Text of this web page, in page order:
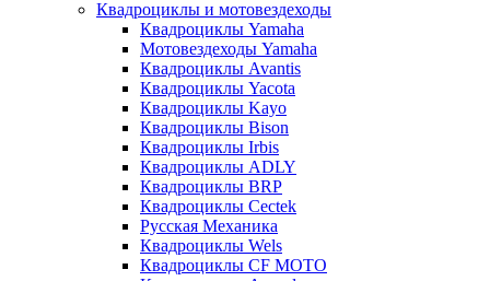
Квадроциклы и мотовездеходы
Квадроциклы Yamaha
Мотовездеходы Yamaha
Квадроциклы Avantis
Квадроциклы Yacota
Квадроциклы Kayo
Квадроциклы Bison
Квадроциклы Irbis
Квадроциклы ADLY
Квадроциклы BRP
Квадроциклы Cectek
Русская Механика
Квадроциклы Wels
Квадроциклы CF MOTO